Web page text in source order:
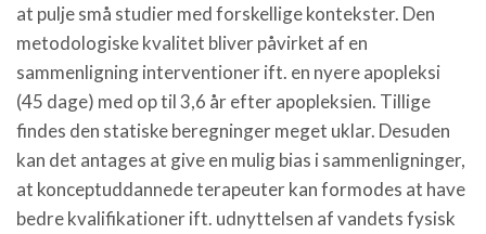
at pulje små studier med forskellige kontekster. Den
metodologiske kvalitet bliver påvirket af en
sammenligning interventioner ift. en nyere apopleksi
(45 dage) med op til 3,6 år efter apopleksien. Tillige
findes den statiske beregninger meget uklar. Desuden
kan det antages at give en mulig bias i sammenligninger,
at konceptuddannede terapeuter kan formodes at have
bedre kvalifikationer ift. udnyttelsen af vandets fysisk